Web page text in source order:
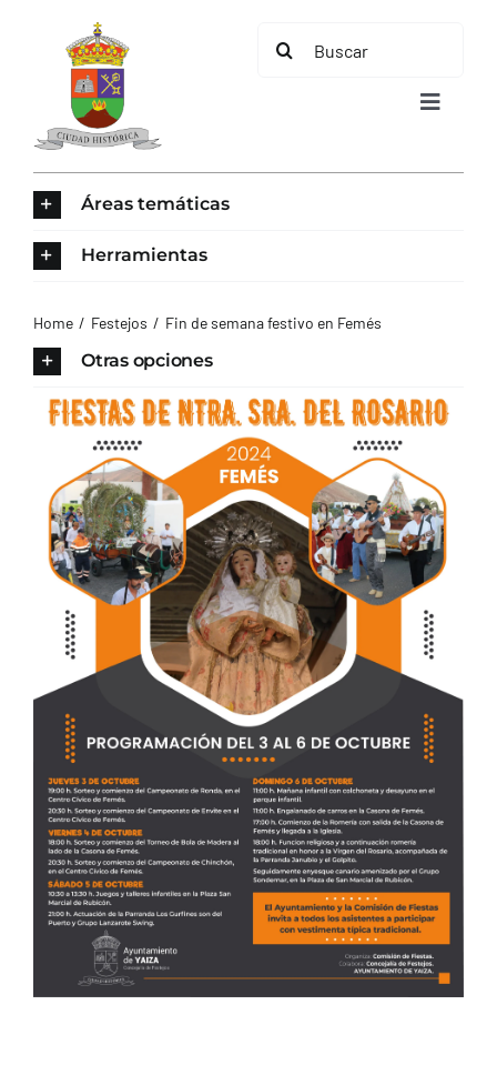
contenido
Buscar:
Toggle
CONTACTO
Áreas temáticas
Herramientas
Home Festejos Fin de semana festivo en Femés
Otras opciones